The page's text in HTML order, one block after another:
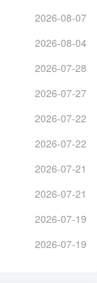
2026-08-07
2026-08-04
2026-07-28
2026-07-27
2026-07-22
2026-07-22
2026-07-21
2026-07-21
2026-07-19
2026-07-19